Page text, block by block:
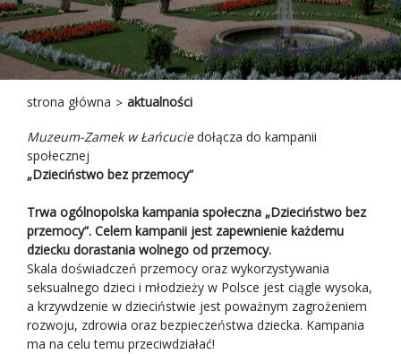
strona główna aktualności
Muzeum-Zamek w Łańcuciedołącza do kampanii
społecznej
„Dzieciństwo bez przemocy”
Trwa ogólnopolska kampania społeczna „Dzieciństwo bez
przemocy”. Celem kampanii jest zapewnienie każdemu
dziecku dorastania wolnego od przemocy.
Skala doświadczeń przemocy oraz wykorzystywania
seksualnego dzieci i młodzieży w Polsce jest ciągle wysoka,
a krzywdzenie w dzieciństwie jest poważnym zagrożeniem
rozwoju, zdrowia oraz bezpieczeństwa dziecka. Kampania
ma na celu temu przeciwdziałać!